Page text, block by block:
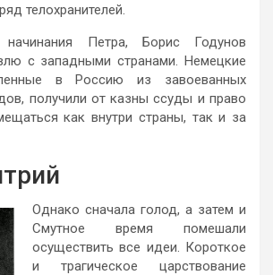
телохранителей.
начинания Петра, Борис Годунов
с западными странами. Немецкие
в Россию из завоеванных
получили от казны ссуды и право
как внутри страны, так и за
Однако сначала голод, а затем и
Смутное время помешали
осуществить все идеи. Короткое
и трагическое царствование